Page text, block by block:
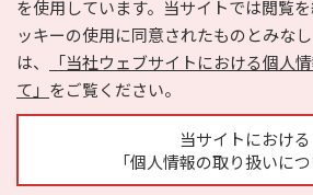
を使用しています。当サイトでは閲覧
ッキーの使用に同意されたものとみな
は、
「当社ウェブサイトにおける個人
て」 をご覧ください。
当サイトにおける
「個人情報の取り扱いに
Copyright © HYOJITO.Co.,Ltd. All